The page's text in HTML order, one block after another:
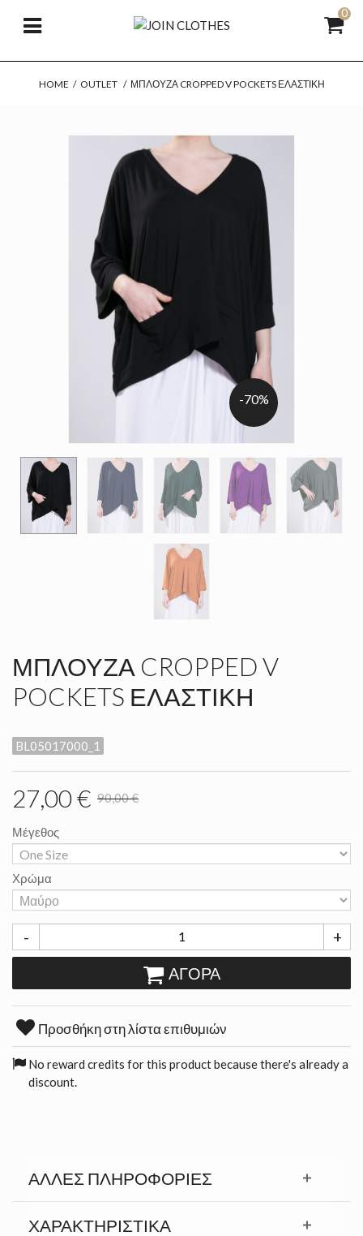
0
HOME / OUTLET / ΜΠΛΟΎΖΑ CROPPED V POCKETS ΕΛΑΣΤΙΚΉ
-70%
ΜΠΛΟΎΖΑ CROPPED V
POCKETS ΕΛΑΣΤΙΚΉ
BL05017000_1
27,00 € 90,00 €
Μέγεθος
Χρώμα
- +
ΑΓΟΡΆ
Προσθήκη στη λίστα επιθυμιών
No reward credits for this product because there's already a
discount.
ΆΛΛΕΣ ΠΛΗΡΟΦΟΡΊΕΣ
ΧΑΡΑΚΤΗΡΙΣΤΙΚΆ